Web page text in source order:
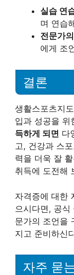
실습 연
며 연습
전문가
에게 조
결론
생활스포츠지
입과 성공을 위
득하게 되면 다
고, 건강과 스
력을 더욱 잘
취득에 도전해
자격증에 대한
으시다면, 공식
문가의 조언을
지고 준비하신
자주 묻